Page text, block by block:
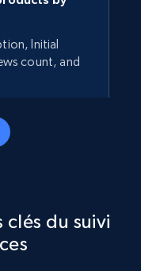
Initial
count, and
Commencer
Initial
du suivi